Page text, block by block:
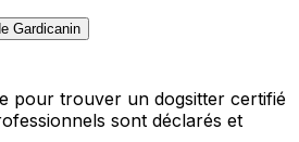
Gardicanin
pour trouver un dogsitter certifié
sont déclarés et